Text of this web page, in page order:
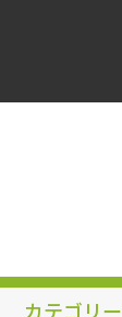
カテゴリー